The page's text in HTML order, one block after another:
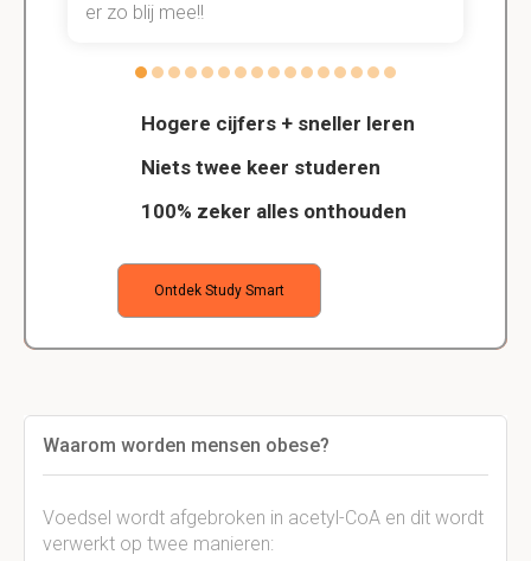
Hogere cijfers + sneller leren
Niets twee keer studeren
100% zeker alles onthouden
Ontdek Study Smart
er zo blij mee!!
Waarom worden mensen obese?
Voedsel wordt afgebroken in acetyl-CoA en dit wordt
verwerkt op twee manieren: